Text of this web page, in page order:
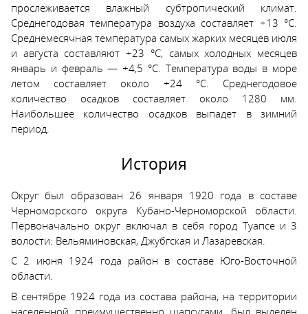
прослеживается влажный субтропический климат.
Среднегодовая температура воздуха составляет +13 °С.
Среднемесячная температура самых жарких месяцев июля
и августа составляют +23 °С, самых холодных месяцев
январь и февраль — +4,5 °С. Температура воды в море
летом составляет около +24 °С. Среднегодовое
количество осадков составляет около 1280 мм.
Наибольшее количество осадков выпадет в зимний
период.
История
Округ был образован 26 января 1920 года в составе
Черноморского округа Кубано-Черноморской области.
Первоначально округ включал в себя город Туапсе и 3
волости: Вельяминовская, Джубгская и Лазаревская.
С 2 июня 1924 года район в составе Юго-Восточной
области.
В сентябре 1924 года из состава района, на территории
населенной преимущественно шапсугами, был выделен